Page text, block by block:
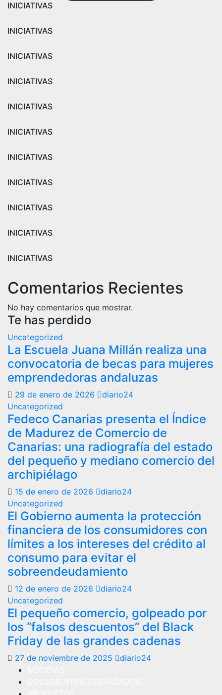
INICIATIVAS
INICIATIVAS
INICIATIVAS
INICIATIVAS
INICIATIVAS
INICIATIVAS
INICIATIVAS
INICIATIVAS
INICIATIVAS
INICIATIVAS
INICIATIVAS
Comentarios Recientes
No hay comentarios que mostrar.
Te has perdido
Uncategorized
La Escuela Juana Millán realiza una
convocatoria de becas para mujeres
emprendedoras andaluzas
29 de enero de 2026
diario24
Uncategorized
Fedeco Canarias presenta el Índice
de Madurez de Comercio de
Canarias: una radiografía del estado
del pequeño y mediano comercio del
archipiélago
15 de enero de 2026
diario24
Uncategorized
El Gobierno aumenta la protección
financiera de los consumidores con
límites a los intereses del crédito al
consumo para evitar el
sobreendeudamiento
12 de enero de 2026
diario24
Uncategorized
El pequeño comercio, golpeado por
los “falsos descuentos” del Black
Friday de las grandes cadenas
27 de noviembre de 2025
diario24